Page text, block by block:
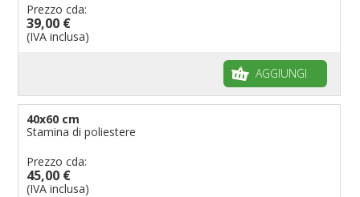
Prezzo cda:
39,00 €
(IVA inclusa)
AGGIUNGI
40x60 cm
Stamina di poliestere
Prezzo cda:
45,00 €
(IVA inclusa)